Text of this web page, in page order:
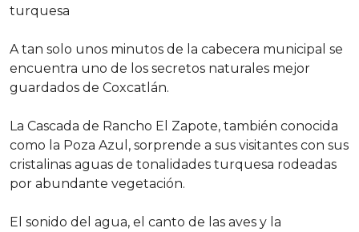
turquesa
A tan solo unos minutos de la cabecera municipal se
encuentra uno de los secretos naturales mejor
guardados de Coxcatlán.
La Cascada de Rancho El Zapote, también conocida
como la Poza Azul, sorprende a sus visitantes con sus
cristalinas aguas de tonalidades turquesa rodeadas
por abundante vegetación.
El sonido del agua, el canto de las aves y la